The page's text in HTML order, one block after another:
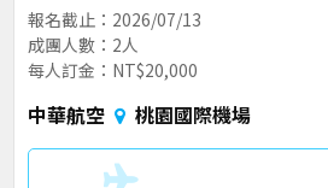
報名截止：2026/07/13
成團人數：2人
每人訂金：NT$20,000
中華航空 桃園國際機場